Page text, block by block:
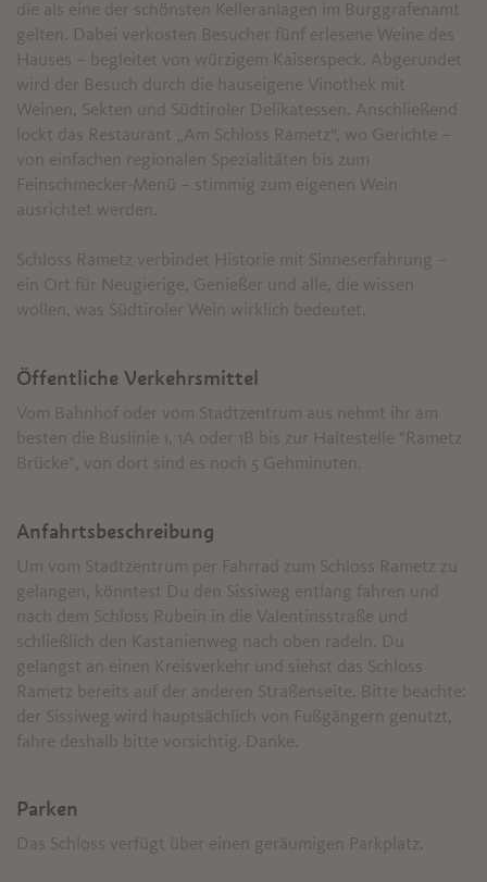
die als eine der schönsten Kelleranlagen im Burggrafenamt
gelten. Dabei verkosten Besucher fünf erlesene Weine des
Hauses – begleitet von würzigem Kaiserspeck. Abgerundet
wird der Besuch durch die hauseigene Vinothek mit
Weinen, Sekten und Südtiroler Delikatessen. Anschließend
lockt das Restaurant „Am Schloss Rametz“, wo Gerichte –
von einfachen regionalen Spezialitäten bis zum
Feinschmecker-Menü – stimmig zum eigenen Wein
ausrichtet werden.
Schloss Rametz verbindet Historie mit Sinneserfahrung –
ein Ort für Neugierige, Genießer und alle, die wissen
wollen, was Südtiroler Wein wirklich bedeutet.
Öffentliche Verkehrsmittel
Vom Bahnhof oder vom Stadtzentrum aus nehmt ihr am
besten die Buslinie 1, 1A oder 1B bis zur Haltestelle "Rametz
Brücke", von dort sind es noch 5 Gehminuten.
Anfahrtsbeschreibung
Um vom Stadtzentrum per Fahrrad zum Schloss Rametz zu
gelangen, könntest Du den Sissiweg entlang fahren und
nach dem Schloss Rubein in die Valentinsstraße und
schließlich den Kastanienweg nach oben radeln. Du
gelangst an einen Kreisverkehr und siehst das Schloss
Rametz bereits auf der anderen Straßenseite. Bitte beachte:
der Sissiweg wird hauptsächlich von Fußgängern genutzt,
fahre deshalb bitte vorsichtig. Danke.
Parken
Das Schloss verfügt über einen geräumigen Parkplatz.